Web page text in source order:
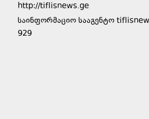
http://tiflisnews.ge
საინფორმაციო სააგენტო
929